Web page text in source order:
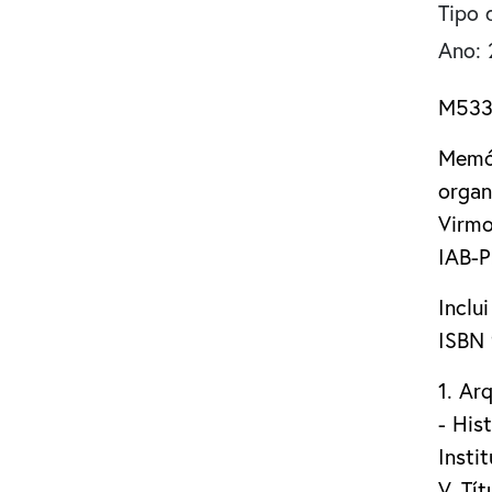
Tipo
Ano:
M533
IAB-
1.
-